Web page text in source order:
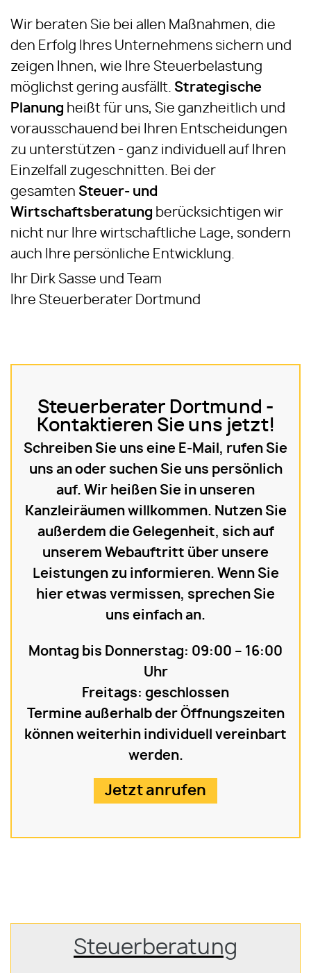
Wir beraten Sie bei allen Maßnahmen, die
den Erfolg Ihres Unternehmens sichern und
zeigen Ihnen, wie Ihre Steuerbelastung
möglichst gering ausfällt. Strategische
Planung heißt für uns, Sie ganzheitlich und
vorausschauend bei Ihren Entscheidungen
zu unterstützen - ganz individuell auf Ihren
Einzelfall zugeschnitten. Bei der
gesamten Steuer- und
Wirtschaftsberatung berücksichtigen wir
nicht nur Ihre wirtschaftliche Lage, sondern
auch Ihre persönliche Entwicklung.
Ihr Dirk Sasse und Team
Ihre Steuerberater Dortmund
Steuerberater Dortmund -
Kontaktieren Sie uns jetzt!
Schreiben Sie uns eine E-Mail, rufen Sie
uns an oder suchen Sie uns persönlich
auf. Wir heißen Sie in unseren
Kanzleiräumen willkommen. Nutzen Sie
außerdem die Gelegenheit, sich auf
unserem Webauftritt über unsere
Leistungen zu informieren. Wenn Sie
hier etwas vermissen, sprechen Sie
uns einfach an.
Montag bis Donnerstag: 09:00 – 16:00
Uhr
Freitags: geschlossen
Termine außerhalb der Öffnungszeiten
können weiterhin individuell vereinbart
werden.
Jetzt anrufen
Steuerberatung